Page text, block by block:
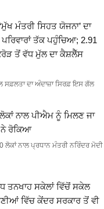
ਮੰਤਰੀ ਸਿਹਤ ਯੋਜਨਾ’ ਦਾ
ਤੱਕ ਪਹੁੰਚਿਆ; 2.91
ਤੋਂ ਵੱਧ ਮੁੱਲ ਦਾ ਕੈਸ਼ਲੈੱਸ
ਸਫ਼ਲਤਾ ਦਾ ਅੰਦਾਜ਼ਾ ਸਿਰਫ਼ ਇਸ ਗੱਲ
ਨਾਲ ਪੀਐਮ ਨੂੰ ਮਿਲਣ ਜਾ
ਨੇ ਰੋਕਿਆ
ਨਾਲ ਪ੍ਰਧਾਨ ਮੰਤਰੀ ਨਰਿੰਦਰ ਮੋਦੀ
ਤਨਖਾਹ ਸਕੇਲਾਂ ਵਿੱਚੋਂ ਸਕੇਲ
ਵਿੱਚ ਕੇਂਦਰ ਸਰਕਾਰ ਤੋਂ ਵੀ